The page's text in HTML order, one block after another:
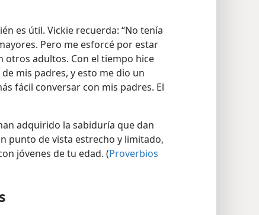
es útil. Vickie recuerda: “No tenía
Pero me esforcé por estar
otros adultos. Con el tiempo hice
mis padres, y esto me dio un
fácil conversar con mis padres. El
adquirido la sabiduría que dan
punto de vista estrecho y limitado,
jóvenes de tu edad. (Proverbios